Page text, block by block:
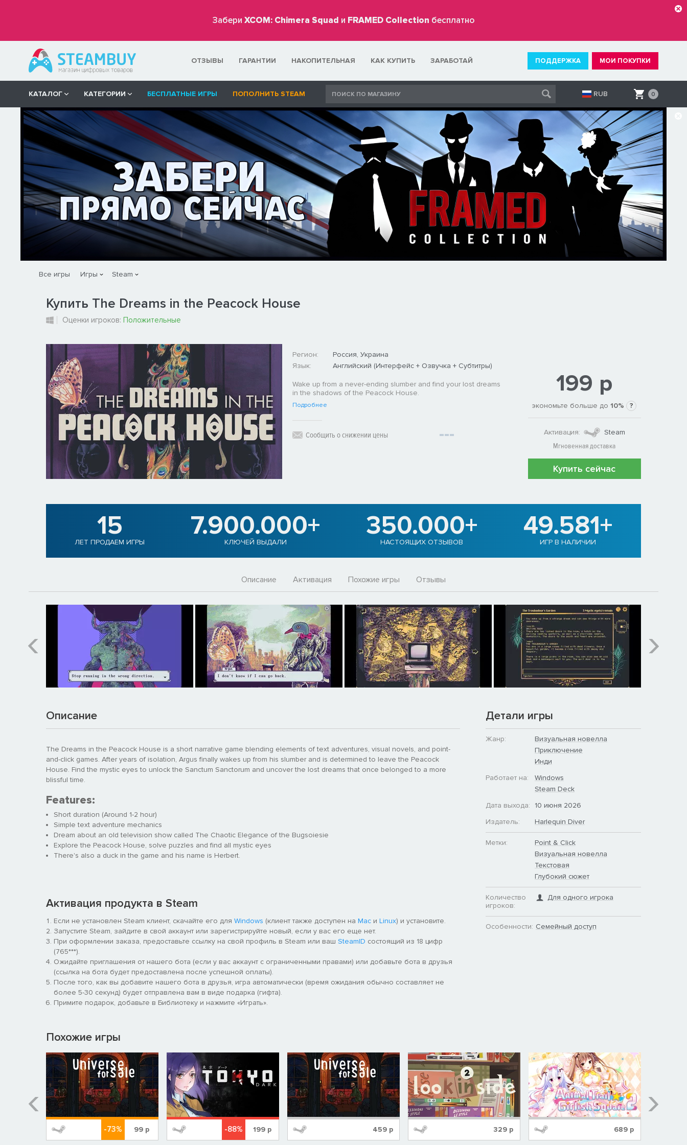
Забери XCOM: Chimera Squad и FRAMED Collection бесплатно
ОТЗЫВЫ ГАРАНТИИ НАКОПИТЕЛЬНАЯ КАК КУПИТЬ ЗАРАБОТАЙ ПОДДЕРЖКА МОИ ПОКУПКИ
КАТАЛОГ КАТЕГОРИИ БЕСПЛАТНЫЕ ИГРЫ ПОПОЛНИТЬ STEAM RUB 0
Все игры Игры Steam
Купить The Dreams in the Peacock House
Оценки игроков: Положительные
Регион:
Россия, Украина
Язык:
Английский (Интерфейс + Озвучка + Субтитры)
Wake up from a never-ending slumber and find your lost dreams
in the shadows of the Peacock House.
Подробнее
Сообщить о снижении цены
199 р
экономьте больше до10% ?
Активация:
Steam
Мгновенная доставка
Купить сейчас
15
ЛЕТ ПРОДАЕМ ИГРЫ
7.900.000+
КЛЮЧЕЙ ВЫДАЛИ
350.000+
НАСТОЯЩИХ ОТЗЫВОВ
49.581+
ИГР В НАЛИЧИИ
Описание Активация Похожие игры Отзывы
Описание
The Dreams in the Peacock House is a short narrative game blending elements of text adventures, visual novels, and point-
and-click games. After years of isolation, Argus finally wakes up from his slumber and is determined to leave the Peacock
House. Find the mystic eyes to unlock the Sanctum Sanctorum and uncover the lost dreams that once belonged to a more
blissful time.
Features:
Short duration (Around 1-2 hour)
Simple text adventure mechanics
Dream about an old television show called The Chaotic Elegance of the Bugsoiesie
Explore the Peacock House, solve puzzles and find all mystic eyes
There's also a duck in the game and his name is Herbert.
Активация продукта в Steam
Если не установлен Steam клиент, скачайте его для Windows (клиент также доступен на Mac и Linux) и установите.
Запустите Steam, зайдите в свой аккаунт или зарегистрируйте новый, если у вас его еще нет.
При оформлении заказа, предоставьте ссылку на свой профиль в Steam или ваш SteamID состоящий из 18 цифр
(765***).
Ожидайте приглашения от нашего бота (если у вас аккаунт с ограниченными правами) или добавьте бота в друзья
(ссылка на бота будет предоставлена после успешной оплаты).
После того, как вы добавите нашего бота в друзья, игра автоматически (время ожидания обычно составляет не
более 5-30 секунд) будет отправлена вам в виде подарка (гифта).
Примите подарок, добавьте в Библиотеку и нажмите «Играть».
Детали игры
Жанр:
Визуальная новелла
Приключение
Инди
Работает на:
Windows
Steam Deck
Дата выхода:
10 июня 2026
Издатель:
Harlequin Diver
Метки:
Point & Click
Визуальная новелла
Текстовая
Глубокий сюжет
Количество
игроков:
Для одного игрока
Особенности: Семейный доступ
Похожие игры
-73% 99р -88% 199р 459р 329 р 689 р